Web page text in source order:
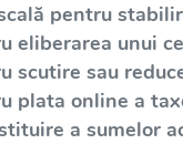
pentru
eliberarea unui
scutire sau
plata online a
a sumelor